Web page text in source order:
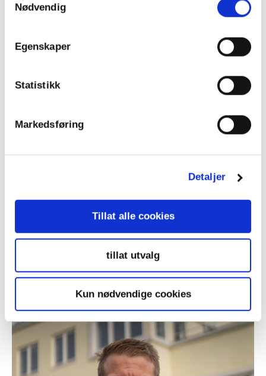
Nødvendig
Egenskaper
Statistikk
Markedsføring
Detaljer
Tillat alle cookies
tillat utvalg
Kun nødvendige cookies
Bilistene er SP en takk skyldig